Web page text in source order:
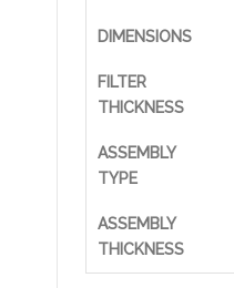
DIMENSIONS
FILTER
THICKNESS
ASSEMBLY
TYPE
ASSEMBLY
THICKNESS